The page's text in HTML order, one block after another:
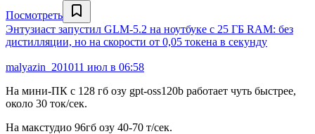
Посмотреть
Энтузиаст запустил GLM-5.2 на ноутбуке с 25 ГБ RAM: без
дистилляции, но на скорости от 0,05 токена в секунду
malyazin_201011 июл в 06:58
На мини-ПК с 128 гб озу gpt-oss120b работает чуть быстрее,
около 30 ток/сек.
На макстудио 96гб озу 40-70 т/сек.